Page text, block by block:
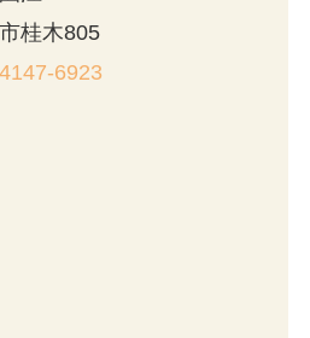
桂木805
6923